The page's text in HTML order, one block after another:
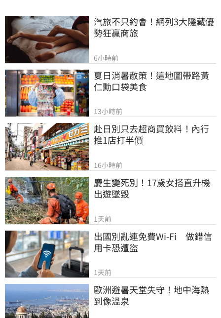
汽旅不只約會！網列3大隱藏優
勢狂贏商旅
6小時前
夏日消暑散策！這地圖帶路黃
仁勳口袋美食
13小時前
赴日別只去超商買飲料！內行
推1店打半價
16小時前
慶生變死別！17歲女搭直升機
出遊墜毀
1天前
出國別亂連免費Wi-Fi　做錯信
用卡恐遭盜
1天前
歐洲避暑天堂失守！地中海熱
到像溫泉